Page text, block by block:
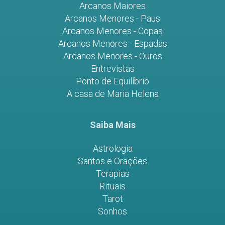
Arcanos Maiores
Arcanos Menores - Paus
Arcanos Menores - Copas
Arcanos Menores - Espadas
Arcanos Menores - Ouros
Entrevistas
Ponto de Equilíbrio
A casa de Maria Helena
Saiba Mais
Astrologia
Santos e Orações
Terapias
Rituais
Tarot
Sonhos